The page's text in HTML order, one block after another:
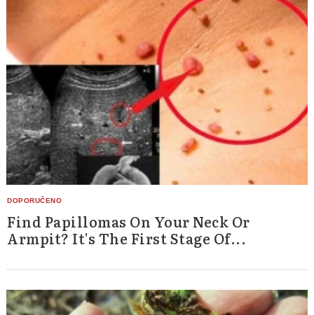
Find Papillomas On Your Neck Or
Armpit? It's The First Stage Of...